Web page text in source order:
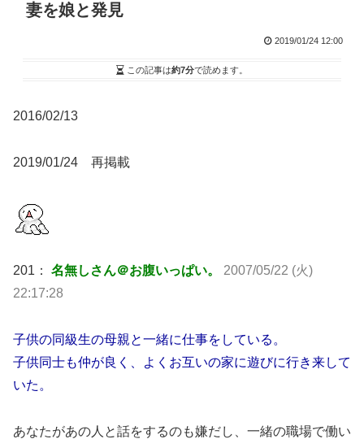
妻を娘と発見
2019/01/24 12:00
この記事は約7分で読めます。
2016/02/13
2019/01/24 再掲載
201： 名無しさん＠お腹いっぱい。 2007/05/22 (火)
22:17:28
子供の同級生の母親と一緒に仕事をしている。
子供同士も仲が良く、よくお互いの家に遊びに行き来して
いた。
あなたがあの人と話をするのも嫌だし、一緒の職場で働い